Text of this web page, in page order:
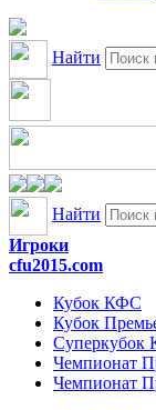
Найти
Найти
Игроки
cfu2015.com
Кубок КФС
Кубок
Суперкубок
Чемпионат
Чемпионат